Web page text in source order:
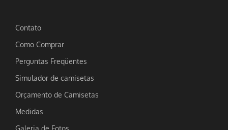
Contato
Como Comprar
Perguntas Freqüentes
Simulador de camisetas
Orçamento de Camisetas
Medidas
Galeria de Fotos